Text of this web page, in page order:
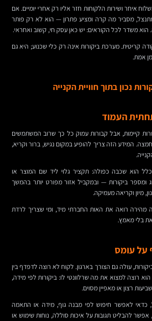
איחר ושירות הלקוחות חזר אליו רק אחרי יומיים. אם
מסביר מה קרה ומציע פתרון — הוא לא רק פותר
משדר לכל הקוראים: יש כאן עסק חי, קשוב ואחראי.
קריטית. מערכת ביקורות אינה רק כלי שכנוע; היא גם
אמת.
נכון בתוך חוויית הקנייה
העמוד
קיימות, אבל קבורות עמוק כל כך שרוב המשתמשים
המידע הזה צריך להופיע במקום נגיש, ברור וקריא,
הוא שכבה כפולה: תקציר גלוי ליד שם המוצר או
ומספר ביקורות — ובמקביל אזור מפורט יותר בהמשך
מיון וקריאה מעמיקה.
רואה את האות החברתי מיד, ומי שצריך לרדת
בלי מאמץ.
על עומס
עולה גם הצורך בארגון. לקוח לא רוצה לדפדף בין
הוא רוצה למצוא את מה שרלוונטי לו: ביקורות לפי מידה,
רצון או מאפיין מסוים.
כדאי לאפשר חיפוש לפי מבנה גוף, מידה או התאמה
להבליט תגובות על איכות סוללה, נוחות שימוש או